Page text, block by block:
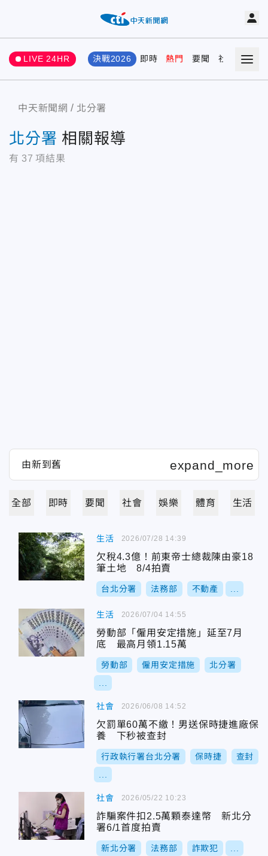
LIVE 24HR 決戰2026 即時 熱門 要聞 社會 娛樂
中天新聞網 北分署
北分署 相關報導
有 37 項結果
全部 即時 要聞 社會 娛樂 體育 生活
生活
欠稅4.3億！前東帝士總裁陳由豪18
筆土地 8/4拍賣
台北分署 法務部 不動產
2026/07/28 14:39
生活
勞動部「僱用安定措施」延至7月
底 最高月領1.15萬
勞動部 僱用安定措施 北分署
2026/07/04 14:55
社會
欠罰單60萬不繳！男送保時捷進廠保
養 下秒被查封
行政執行署台北分署 保時捷 查封
2026/06/08 14:52
社會
詐騙案件扣2.5萬顆泰達幣 新北分
署6/1首度拍賣
新北分署 法務部 詐欺犯
2026/05/22 10:23